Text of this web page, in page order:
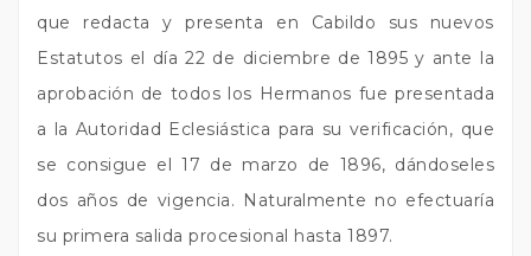
que redacta y presenta en Cabildo sus nuevos
Estatutos el día 22 de diciembre de 1895 y ante la
aprobación de todos los Hermanos fue presentada
a la Autoridad Eclesiástica para su verificación, que
se consigue el 17 de marzo de 1896, dándoseles
dos años de vigencia. Naturalmente no efectuaría
su primera salida procesional hasta 1897.